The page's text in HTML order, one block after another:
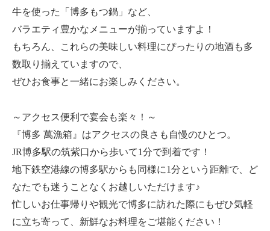
牛を使った「博多もつ鍋」など、
バラエティ豊かなメニューが揃っていますよ！
もちろん、これらの美味しい料理にぴったりの地酒も多
数取り揃えていますので、
ぜひお食事と一緒にお楽しみください。
～アクセス便利で宴会も楽々！～
『博多 萬漁箱』はアクセスの良さも自慢のひとつ。
JR博多駅の筑紫口から歩いて1分で到着です！
地下鉄空港線の博多駅からも同様に1分という距離で、ど
なたでも迷うことなくお越しいただけます♪
忙しいお仕事帰りや観光で博多に訪れた際にもぜひ気軽
に立ち寄って、新鮮なお料理をご堪能ください！